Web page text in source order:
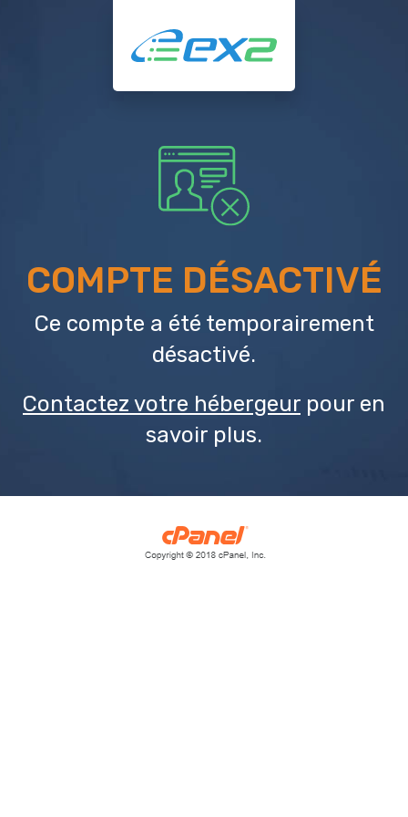
COMPTE DÉSACTIVÉ
Ce compte a été temporairement
désactivé.
Contactez votre hébergeur pour en
savoir plus.